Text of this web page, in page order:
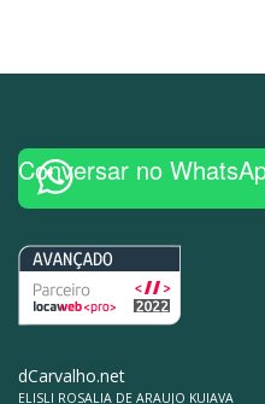
Conversar no
dCarvalho.net
ELISLI ROSALIA DE ARAUJO KUIAVA